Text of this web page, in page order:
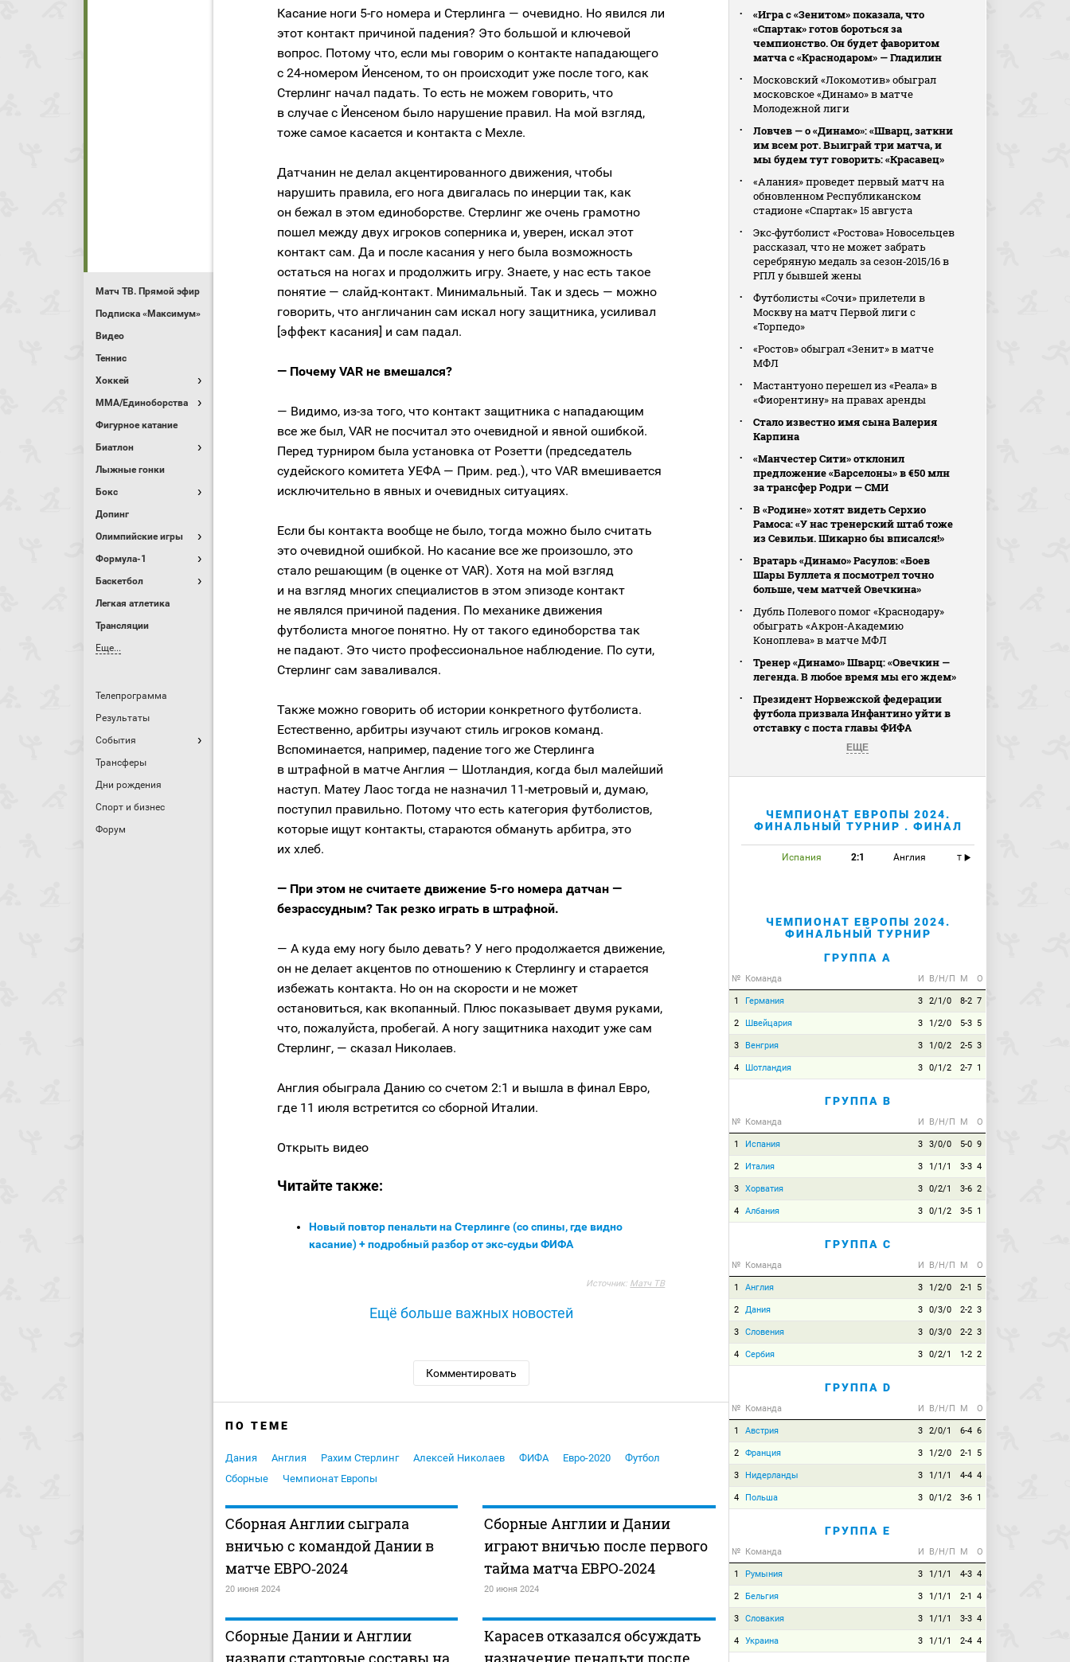
Матч ТВ. Прямой эфир
Подписка «Максимум»
Видео
Теннис
Хоккей
MMA/Единоборства
Фигурное катание
Биатлон
Лыжные гонки
Бокс
Допинг
Олимпийские игры
Формула-1
Баскетбол
Легкая атлетика
Трансляции
Еще...
Телепрограмма
Результаты
События
Трансферы
Дни рождения
Спорт и бизнес
Форум
Касание ноги 5-го номера и Стерлинга — очевидно. Но явился ли
этот контакт причиной падения? Это большой и ключевой
вопрос. Потому что, если мы говорим о контакте нападающего
с 24-номером Йенсеном, то он происходит уже после того, как
Стерлинг начал падать. То есть не можем говорить, что
в случае с Йенсеном было нарушение правил. На мой взгляд,
тоже самое касается и контакта с Мехле.
Датчанин не делал акцентированного движения, чтобы
нарушить правила, его нога двигалась по инерции так, как
он бежал в этом единоборстве. Стерлинг же очень грамотно
пошел между двух игроков соперника и, уверен, искал этот
контакт сам. Да и после касания у него была возможность
остаться на ногах и продолжить игру. Знаете, у нас есть такое
понятие — слайд-контакт. Минимальный. Так и здесь — можно
говорить, что англичанин сам искал ногу защитника, усиливал
[эффект касания] и сам падал.
— Почему VAR не вмешался?
— Видимо, из-за того, что контакт защитника с нападающим
все же был, VAR не посчитал это очевидной и явной ошибкой.
Перед турниром была установка от Розетти (председатель
судейского комитета УЕФА — Прим. ред.), что VAR вмешивается
исключительно в явных и очевидных ситуациях.
Если бы контакта вообще не было, тогда можно было считать
это очевидной ошибкой. Но касание все же произошло, это
стало решающим (в оценке от VAR). Хотя на мой взгляд
и на взгляд многих специалистов в этом эпизоде контакт
не являлся причиной падения. По механике движения
футболиста многое понятно. Ну от такого единоборства так
не падают. Это чисто профессиональное наблюдение. По сути,
Стерлинг сам заваливался.
Также можно говорить об истории конкретного футболиста.
Естественно, арбитры изучают стиль игроков команд.
Вспоминается, например, падение того же Стерлинга
в штрафной в матче Англия — Шотландия, когда был малейший
наступ. Матеу Лаос тогда не назначил 11-метровый и, думаю,
поступил правильно. Потому что есть категория футболистов,
которые ищут контакты, стараются обмануть арбитра, это
их хлеб.
— При этом не считаете движение 5-го номера датчан —
безрассудным? Так резко играть в штрафной.
— А куда ему ногу было девать? У него продолжается движение,
он не делает акцентов по отношению к Стерлингу и старается
избежать контакта. Но он на скорости и не может
остановиться, как вкопанный. Плюс показывает двумя руками,
что, пожалуйста, пробегай. А ногу защитника находит уже сам
Стерлинг, — сказал Николаев.
Англия обыграла Данию со счетом 2:1 и вышла в финал Евро,
где 11 июля встретится со сборной Италии.
Открыть видео
Читайте также:
Новый повтор пенальти на Стерлинге (со спины, где видно
касание) + подробный разбор от экс-судьи ФИФА
Источник: Матч ТВ
Ещё больше важных новостей
Комментировать
ПО ТЕМЕ
Дания Англия Рахим Стерлинг Алексей Николаев ФИФА Евро-2020
Футбол
Сборные
Чемпионат Европы
Сборная Англии сыграла
вничью с командой Дании в
матче ЕВРО‑2024
20 июня 2024
Сборные Англии и Дании
играют вничью после первого
тайма матча ЕВРО‑2024
20 июня 2024
Сборные Дании и Англии
Карасев отказался обсуждать
«Игра с «Зенитом» показала, что
«Спартак» готов бороться за
чемпионство. Он будет фаворитом
матча с «Краснодаром» — Гладилин
Московский «Локомотив» обыграл
московское «Динамо» в матче
Молодежной лиги
Ловчев — о «Динамо»: «Шварц, заткни
им всем рот. Выиграй три матча, и
мы будем тут говорить: «Красавец»
«Алания» проведет первый матч на
обновленном Республиканском
стадионе «Спартак» 15 августа
Экс‑футболист «Ростова» Новосельцев
рассказал, что не может забрать
серебряную медаль за сезон‑2015/16 в
РПЛ у бывшей жены
Футболисты «Сочи» прилетели в
Москву на матч Первой лиги с
«Торпедо»
«Ростов» обыграл «Зенит» в матче
МФЛ
Мастантуоно перешел из «Реала» в
«Фиорентину» на правах аренды
Стало известно имя сына Валерия
Карпина
«Манчестер Сити» отклонил
предложение «Барселоны» в €50 млн
за трансфер Родри — СМИ
В «Родине» хотят видеть Серхио
Рамоса: «У нас тренерский штаб тоже
из Севильи. Шикарно бы вписался!»
Вратарь «Динамо» Расулов: «Боев
Шары Буллета я посмотрел точно
больше, чем матчей Овечкина»
Дубль Полевого помог «Краснодару»
обыграть «Акрон‑Академию
Коноплева» в матче МФЛ
Тренер «Динамо» Шварц: «Овечкин —
легенда. В любое время мы его ждем»
Президент Норвежской федерации
футбола призвала Инфантино уйти в
отставку с поста главы ФИФА
ЕЩЕ
ЧЕМПИОНАТ ЕВРОПЫ 2024.
ФИНАЛЬНЫЙ ТУРНИР . ФИНАЛ
Испания 2:1 Англия T
ЧЕМПИОНАТ ЕВРОПЫ 2024.
ФИНАЛЬНЫЙ ТУРНИР
ГРУППА A
№ Команда И В/Н/П М О
1 Германия 3 2/1/0 8-2 7
2 Швейцария 3 1/2/0 5-3 5
3 Венгрия 3 1/0/2 2-5 3
4 Шотландия 3 0/1/2 2-7 1
ГРУППА B
№ Команда И В/Н/П М О
1 Испания 3 3/0/0 5-0 9
2 Италия 3 1/1/1 3-3 4
3 Хорватия 3 0/2/1 3-6 2
4 Албания 3 0/1/2 3-5 1
ГРУППА C
№ Команда И В/Н/П М О
1 Англия 3 1/2/0 2-1 5
2 Дания 3 0/3/0 2-2 3
3 Словения 3 0/3/0 2-2 3
4 Сербия 3 0/2/1 1-2 2
ГРУППА D
№ Команда И В/Н/П М О
1 Австрия 3 2/0/1 6-4 6
2 Франция 3 1/2/0 2-1 5
3 Нидерланды 3 1/1/1 4-4 4
4 Польша 3 0/1/2 3-6 1
ГРУППА E
№ Команда И В/Н/П М О
1 Румыния 3 1/1/1 4-3 4
2 Бельгия 3 1/1/1 2-1 4
3 Словакия 3 1/1/1 3-3 4
4 Украина 3 1/1/1 2-4 4